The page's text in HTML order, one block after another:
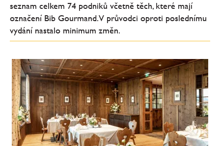
seznam celkem 74 podniků včetně těch, které mají
označení Bib Gourmand. V průvodci oproti poslednímu
vydání nastalo minimum změn.